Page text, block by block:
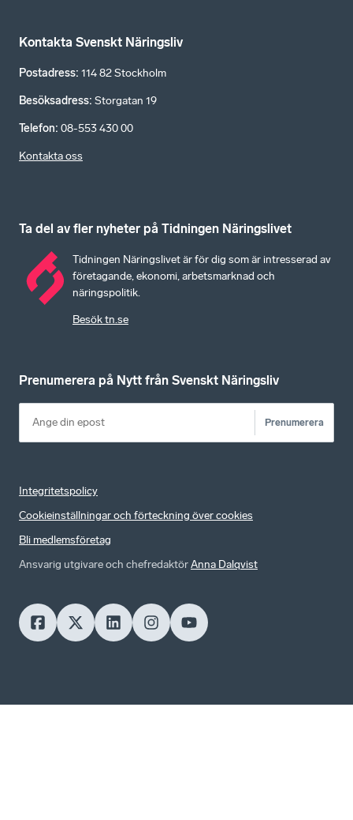
Kontakta Svenskt Näringsliv
Postadress: 114 82 Stockholm
Besöksadress: Storgatan 19
Telefon: 08-553 430 00
Kontakta oss
Ta del av fler nyheter på Tidningen Näringslivet
Tidningen Näringslivet är för dig som är intresserad av
företagande, ekonomi, arbetsmarknad och
näringspolitik.
Besök tn.se
Prenumerera på Nytt från Svenskt Näringsliv
Prenumerera
Integritetspolicy
Cookieinställningar och förteckning över cookies
Bli medlemsföretag
Ansvarig utgivare och chefredaktörAnna Dalqvist